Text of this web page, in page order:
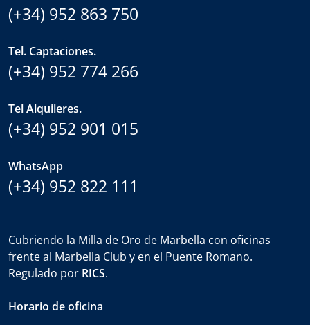
(+34) 952 863 750
Tel. Captaciones.
(+34) 952 774 266
Tel Alquileres.
(+34) 952 901 015
WhatsApp
(+34) 952 822 111
Cubriendo la Milla de Oro de Marbella con oficinas
frente al Marbella Club y en el Puente Romano.
Regulado por RICS.
Horario de oficina